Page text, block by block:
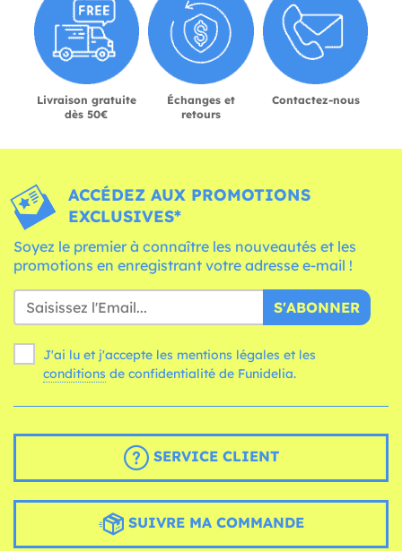
Livraison gratuite
dès 50€
Échanges et
retours
Contactez-nous
ACCÉDEZ AUX PROMOTIONS
EXCLUSIVES*
Soyez le premier à connaître les nouveautés et les
promotions en enregistrant votre adresse e-mail !
S'ABONNER
J'ai lu et j'accepte les mentions légales et les
conditions de confidentialité de Funidelia.
SERVICE CLIENT
SUIVRE MA COMMANDE